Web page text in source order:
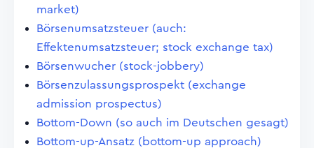
market)
Börsenumsatzsteuer (auch:
Effektenumsatzsteuer; stock exchange tax)
Börsenwucher (stock-jobbery)
Börsenzulassungsprospekt (exchange
admission prospectus)
Bottom-Down (so auch im Deutschen gesagt)
Bottom-up-Ansatz (bottom-up approach)